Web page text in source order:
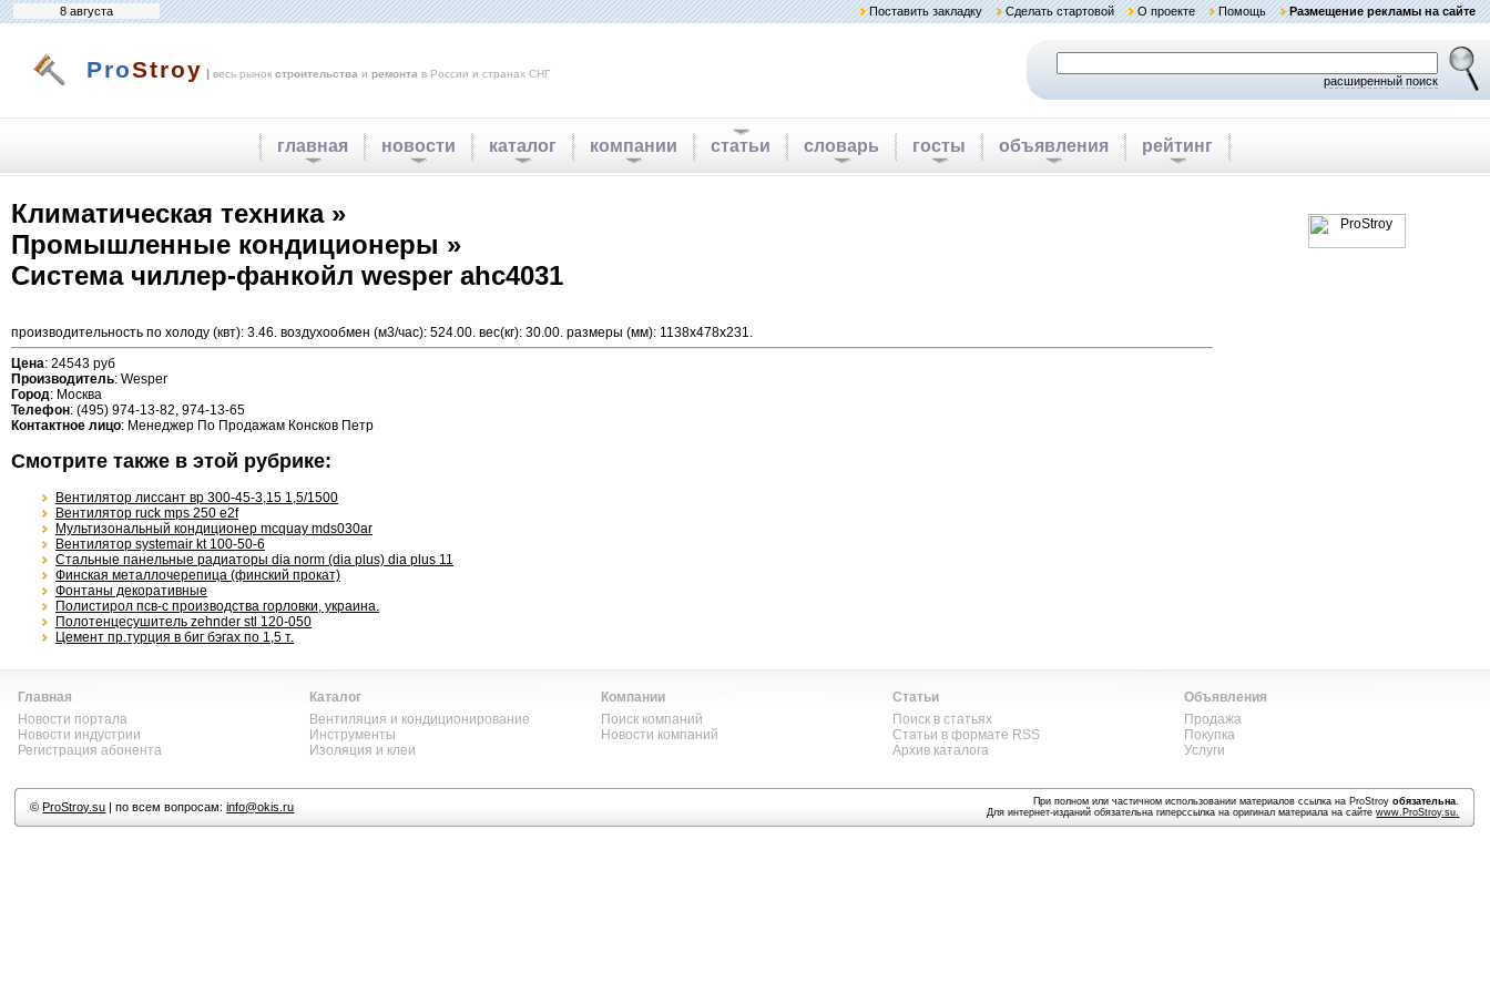
8 августа Поставить закладку Сделать стартовой О проекте Помощь Размещение рекламы на сайте
ProStroy | весь рынок строительства и ремонта в России и странах СНГ
расширенный поиск
главная новости каталог компании статьи словарь госты объявления рейтинг
Климатическая техника »
Промышленные кондиционеры »
Система чиллер-фанкойл wesper ahc4031
производительность по холоду (квт): 3.46. воздухообмен (м3/час): 524.00. вес(кг): 30.00. размеры (мм): 1138x478x231.
Цена: 24543 руб
Производитель: Wesper
Город: Москва
Телефон: (495) 974-13-82, 974-13-65
Контактное лицо: Менеджер По Продажам Консков Петр
Смотрите также в этой рубрике:
Вентилятор лиссант вр 300-45-3,15 1,5/1500
Вентилятор ruck mps 250 e2f
Мультизональный кондиционер mcquay mds030ar
Вентилятор systemair kt 100-50-6
Стальные панельные радиаторы dia norm (dia plus) dia plus 11
Финская металлочерепица (финский прокат)
Фонтаны декоративные
Полистирол псв-с производства горловки, украина.
Полотенцесушитель zehnder stl 120-050
Цемент пр.турция в биг бэгах по 1,5 т.
Главная
Новости портала
Новости индустрии
Регистрация абонента
Каталог
Вентиляция и кондиционирование
Инструменты
Изоляция и клеи
Компании
Поиск компаний
Новости компаний
Статьи
Поиск в статьях
Статьи в формате RSS
Архив каталога
Объявления
Продажа
Покупка
Услуги
©ProStroy.su | по всем вопросам:info@okis.ru При полном или частичном использовании материалов ссылка на ProStroyобязательна.
Для интернет-изданий обязательна гиперссылка на оригинал материала на сайтеwww.ProStroy.su.